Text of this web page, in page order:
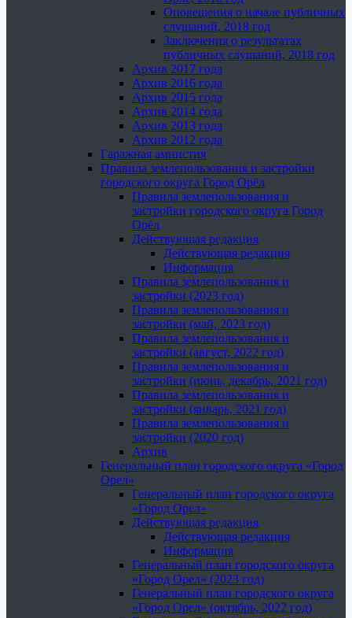
Оповещения о начале публичных
слушаний, 2018 год
Заключения о результатах
публичных слушаний, 2018 год
Архив 2017 года
Архив 2016 года
Архив 2015 года
Архив 2014 года
Архив 2013 года
Архив 2012 года
Гаражная амнистия
Правила землепользования и застройки
городского округа Город Орёл
Правила землепользования и
застройки городского округа Город
Орёл
Действующая редакция
Действующая редакция
Информация
Правила землепользования и
застройки (2023 год)
Правила землепользования и
застройки (май, 2023 год)
Правила землепользования и
застройки (август, 2022 год)
Правила землепользования и
застройки (июнь, декабрь, 2021 год)
Правила землепользования и
застройки (январь, 2021 год)
Правила землепользования и
застройки (2020 год)
Архив
Генеральный план городского округа «Город
Орел»
Генеральный план городского округа
«Город Орел»
Действующая редакция
Действующая редакция
Информация
Генеральный план городского округа
«Город Орел» (2023 год)
Генеральный план городского округа
«Город Орел» (октябрь, 2022 год)